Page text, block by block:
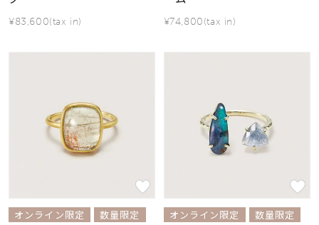
¥83,600(tax in) ¥74,800(tax in)
オンライン限定
数量限定
オンライン限定
数量限定